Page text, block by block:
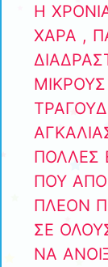
Η
ΧΑΡΑ ,
ΠΟΛΛΕΣ
ΠΟΥ ΑΠΟ
ΠΛΕΟΝ
ΣΕ
ΝΑ